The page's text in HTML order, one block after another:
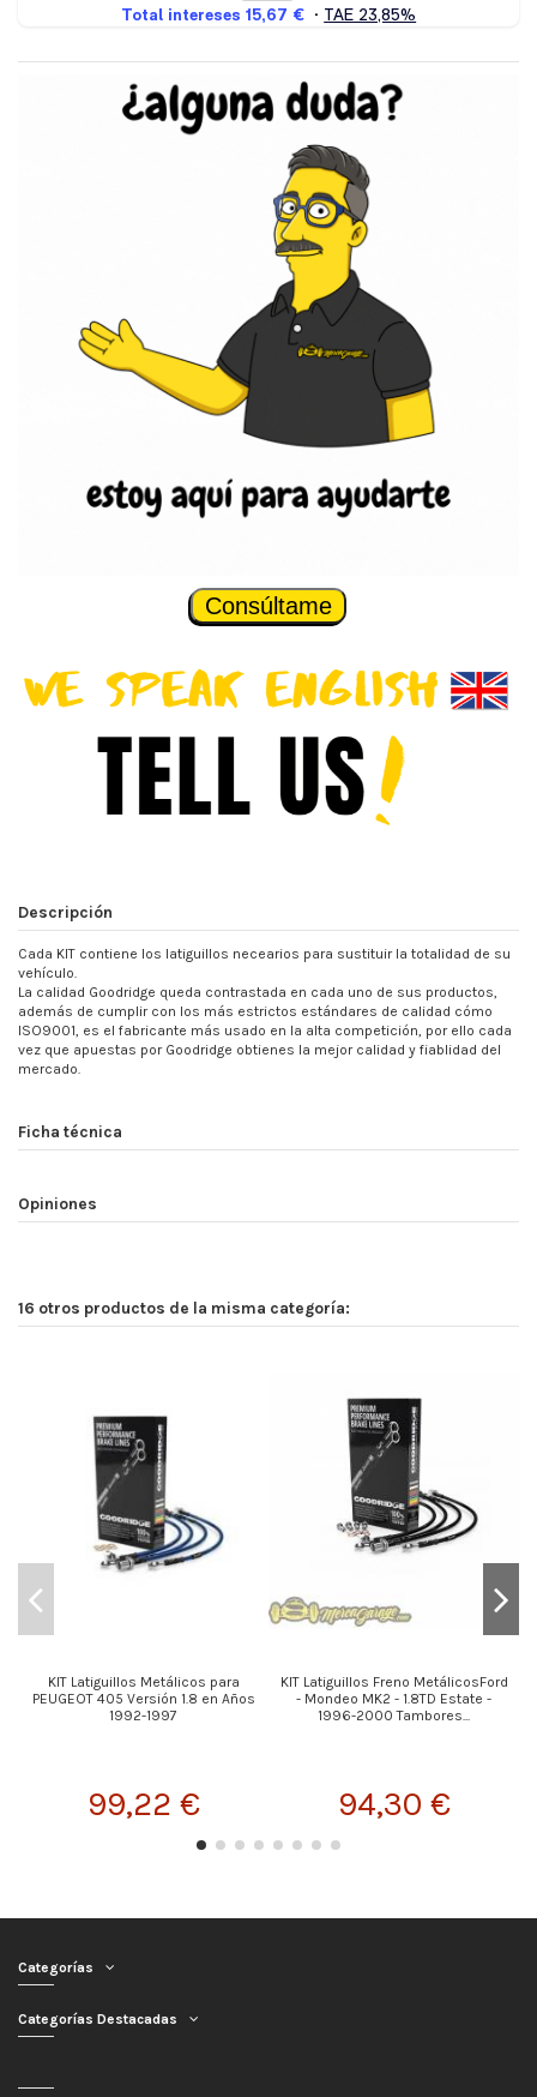
Consúltame
Descripción
Cada KIT contiene los latiguillos necearios para sustituir la totalidad de su
vehículo.
La calidad Goodridge queda contrastada en cada uno de sus productos,
además de cumplir con los más estrictos estándares de calidad cómo
ISO9001, es el fabricante más usado en la alta competición, por ello cada
vez que apuestas por Goodridge obtienes la mejor calidad y fiablidad del
mercado.
Ficha técnica
Opiniones
16 otros productos de la misma categoría:
KIT Latiguillos Metálicos para
PEUGEOT 405 Versión 1.8 en Años
1992-1997
99,22 €
KIT Latiguillos Freno MetálicosFord
- Mondeo MK2 - 1.8TD Estate -
1996-2000 Tambores...
94,30 €
Categorías
Categorías Destacadas